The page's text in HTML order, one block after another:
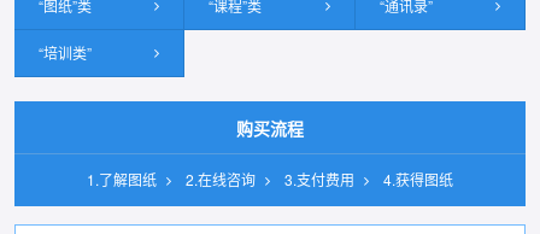
“图纸”类 “课程”类 “通讯录”
“培训类”
购买流程
1.了解图纸 2.在线咨询 3.支付费用 4.获得图纸